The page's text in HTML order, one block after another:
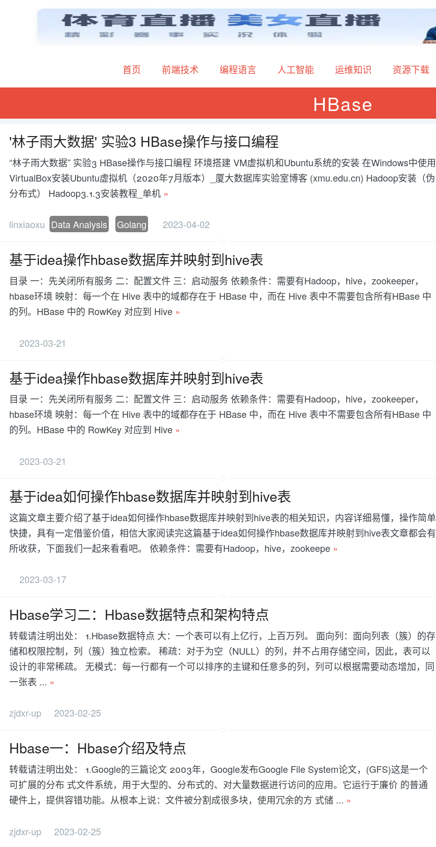
首页 前端技术 编程语言 人工智能 运维知识 资源下载
HBase
'林子雨大数据' 实验3 HBase操作与接口编程
“林子雨大数据” 实验3 HBase操作与接口编程 环境搭建 VM虚拟机和Ubuntu系统的安装 在Windows中使用
VirtualBox安装Ubuntu虚拟机（2020年7月版本）_厦大数据库实验室博客 (xmu.edu.cn) Hadoop安装（伪
分布式） Hadoop3.1.3安装教程_单机 »
linxiaoxu Data Analysis Golang 2023-04-02
基于idea操作hbase数据库并映射到hive表
目录 一：先关闭所有服务 二：配置文件 三：启动服务 依赖条件：需要有Hadoop，hive，zookeeper，
hbase环境 映射：每一个在 Hive 表中的域都存在于 HBase 中，而在 Hive 表中不需要包含所有HBase 中
的列。HBase 中的 RowKey 对应到 Hive »
2023-03-21
基于idea操作hbase数据库并映射到hive表
目录 一：先关闭所有服务 二：配置文件 三：启动服务 依赖条件：需要有Hadoop，hive，zookeeper，
hbase环境 映射：每一个在 Hive 表中的域都存在于 HBase 中，而在 Hive 表中不需要包含所有HBase 中
的列。HBase 中的 RowKey 对应到 Hive »
2023-03-21
基于idea如何操作hbase数据库并映射到hive表
这篇文章主要介绍了基于idea如何操作hbase数据库并映射到hive表的相关知识，内容详细易懂，操作简单
快捷，具有一定借鉴价值，相信大家阅读完这篇基于idea如何操作hbase数据库并映射到hive表文章都会有
所收获，下面我们一起来看看吧。 依赖条件：需要有Hadoop，hive，zookeepe »
2023-03-17
Hbase学习二：Hbase数据特点和架构特点
转载请注明出处： 1.Hbase数据特点 大：一个表可以有上亿行，上百万列。 面向列：面向列表（簇）的存
储和权限控制，列（簇）独立检索。 稀疏：对于为空（NULL）的列，并不占用存储空间，因此，表可以
设计的非常稀疏。 无模式：每一行都有一个可以排序的主键和任意多的列，列可以根据需要动态增加，同
一张表 ... »
zjdxr-up 2023-02-25
Hbase一：Hbase介绍及特点
转载请注明出处： 1.Google的三篇论文 2003年，Google发布Google File System论文，(GFS)这是一个
可扩展的分布 式文件系统，用于大型的、分布式的、对大量数据进行访问的应用。它运行于廉价 的普通
硬件上，提供容错功能。从根本上说：文件被分割成很多块，使用冗余的方 式储 ... »
zjdxr-up 2023-02-25